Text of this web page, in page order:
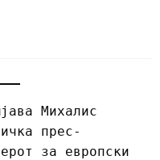
Михалис
прес-
за европски